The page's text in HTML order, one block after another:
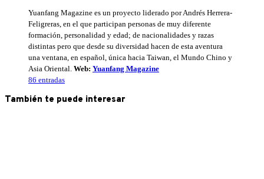
Yuanfang Magazine es un proyecto liderado por Andrés Herrera-
Feligreras, en el que participan personas de muy diferente
formación, personalidad y edad; de nacionalidades y razas
distintas pero que desde su diversidad hacen de esta aventura
una ventana, en español, única hacia Taiwan, el Mundo Chino y
Asia Oriental. Web: Yuanfang Magazine
86 entradas
También te puede interesar